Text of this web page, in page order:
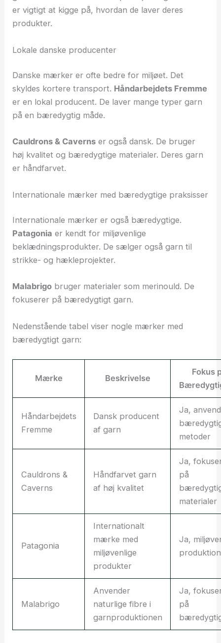
er vigtigt at kigge på, hvordan de laver deres
produkter.
Lokale danske producenter
Danske mærker er ofte bedre for miljøet. Det
skyldes kortere transport. Håndarbejdets Fremme
er en lokal producent. De laver mange typer garn
på en bæredygtig måde.
Cauldrons & Caverns er også dansk. De bruger
høj kvalitet og bæredygtige materialer. Deres garn
er håndfarvet.
Internationale mærker med bæredygtige praksisser
Internationale mærker er også bæredygtige.
Patagonia er kendt for miljøvenlige
beklædningsprodukter. De sælger også garn til
strikke- og hækleprojekter.
Malabrigo bruger materialer som merinould. De
fokuserer på bæredygtigt garn.
Nedenstående tabel viser nogle mærker med
bæredygtigt garn:
Mærke Beskrivelse
Fokus
Håndarbejdets
Fremme
Dansk producent
af garn
Ja,
metoder
Cauldrons &
Caverns
Håndfarvet garn
af høj kvalitet
Ja,
på
materialer
Patagonia
Internationalt
mærke med
miljøvenlige
produkter
Ja,
produktion
Malabrigo
Anvender
naturlige fibre i
garnproduktionen
Ja,
på